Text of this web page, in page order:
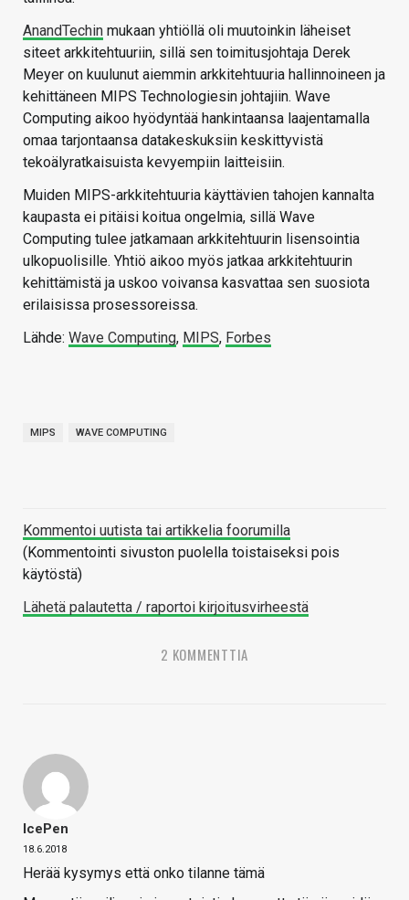
AnandTechin mukaan yhtiöllä oli muutoinkin läheiset
siteet arkkitehtuuriin, sillä sen toimitusjohtaja Derek
Meyer on kuulunut aiemmin arkkitehtuuria hallinnoineen ja
kehittäneen MIPS Technologiesin johtajiin. Wave
Computing aikoo hyödyntää hankintaansa laajentamalla
omaa tarjontaansa datakeskuksiin keskittyvistä
tekoälyratkaisuista kevyempiin laitteisiin.
Muiden MIPS-arkkitehtuuria käyttävien tahojen kannalta
kaupasta ei pitäisi koitua ongelmia, sillä Wave
Computing tulee jatkamaan arkkitehtuurin lisensointia
ulkopuolisille. Yhtiö aikoo myös jatkaa arkkitehtuurin
kehittämistä ja uskoo voivansa kasvattaa sen suosiota
erilaisissa prosessoreissa.
Lähde: Wave Computing, MIPS, Forbes
MIPS WAVE COMPUTING
Kommentoi uutista tai artikkelia foorumilla
(Kommentointi sivuston puolella toistaiseksi pois
käytöstä)
Lähetä palautetta / raportoi kirjoitusvirheestä
2 KOMMENTTIA
IcePen
18.6.2018
Herää kysymys että onko tilanne tämä